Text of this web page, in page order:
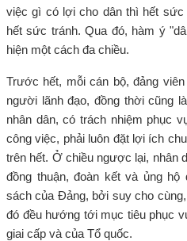
việc gì có lợi cho dân thì hết
hết sức tránh. Qua đó, hàm ý
hiện một cách đa chiều.
Trước hết, mỗi cán bộ, đảng
người lãnh đạo, đồng thời cũng
nhân dân, có trách nhiệm phục
công việc, phải luôn đặt lợi ích
trên hết. Ở chiều ngược lại, nhân
đồng thuận, đoàn kết và ủng
sách của Đảng, bởi suy cho
đó đều hướng tới mục tiêu phục
giai cấp và của Tổ quốc.